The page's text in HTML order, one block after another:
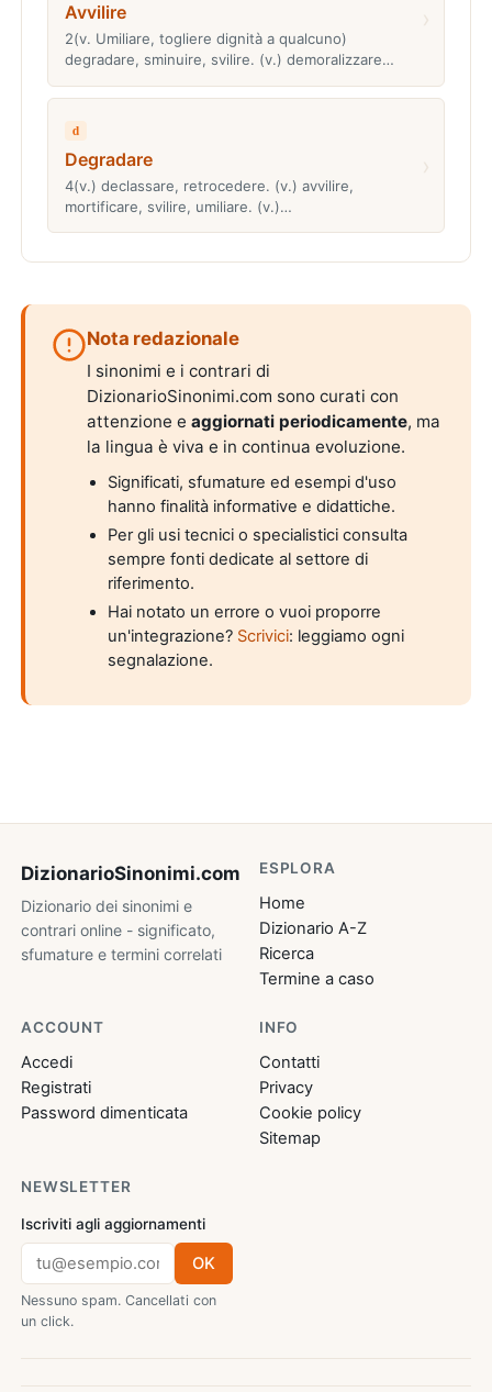
Avvilire
2(v. Umiliare, togliere dignità a qualcuno)
degradare, sminuire, svilire. (v.) demoralizzare…
d
Degradare
4(v.) declassare, retrocedere. (v.) avvilire,
mortificare, svilire, umiliare. (v.)…
Nota redazionale
I sinonimi e i contrari di
DizionarioSinonimi.com sono curati con
attenzione eaggiornati periodicamente, ma
la lingua è viva e in continua evoluzione.
Significati, sfumature ed esempi d'uso
hanno finalità informative e didattiche.
Per gli usi tecnici o specialistici consulta
sempre fonti dedicate al settore di
riferimento.
Hai notato un errore o vuoi proporre
un'integrazione? Scrivici: leggiamo ogni
segnalazione.
DizionarioSinonimi.com
Dizionario dei sinonimi e
contrari online - significato,
sfumature e termini correlati
ESPLORA
Home
Dizionario A-Z
Ricerca
Termine a caso
ACCOUNT
Accedi
Registrati
Password dimenticata
INFO
Contatti
Privacy
Cookie policy
Sitemap
NEWSLETTER
Iscriviti agli aggiornamenti
OK
Nessuno spam. Cancellati con
un click.